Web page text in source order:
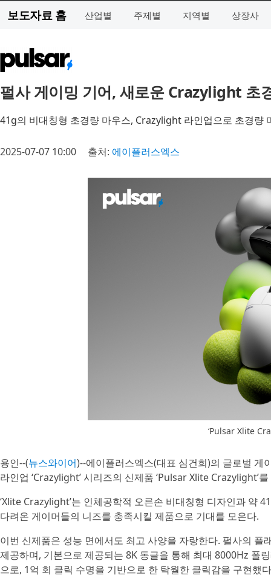
보도자료 홈 산업별 주제별 지역별 상장사
펄사 게이밍 기어, 새로운 Crazylight 초
41g의 비대칭형 초경량 마우스, Crazylight 라인업으로 초경량
2025-07-07 10:00 출처: 에이플러스엑스
‘Pulsar Xlite
용인--(뉴스와이어)--에이플러스엑스(대표 심건희)의 글로벌
라인업 ‘Crazylight’ 시리즈의 신제품 ‘Pulsar Xlite Crazylight’
‘Xlite Crazylight’는 인체공학적 오른손 비대칭형 디자인과 약
다려온 게이머들의 니즈를 충족시킬 제품으로 기대를 모은다.
이번 신제품은 성능 면에서도 최고 사양을 자랑한다. 펄사의 플
제공하며, 기본으로 제공되는 8K 동글을 통해 최대 8000Hz 폴
으로, 1억 회 클릭 수명을 기반으로 한 탁월한 클릭감을 구현했